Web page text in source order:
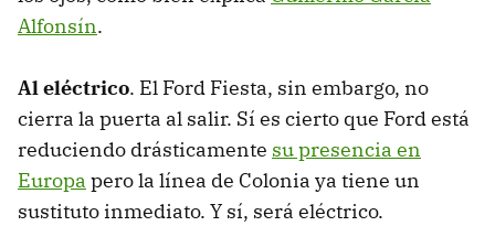
Alfonsín.
Al eléctrico. El Ford Fiesta, sin embargo, no
cierra la puerta al salir. Sí es cierto que Ford está
reduciendo drásticamente su presencia en
Europa pero la línea de Colonia ya tiene un
sustituto inmediato. Y sí, será eléctrico.